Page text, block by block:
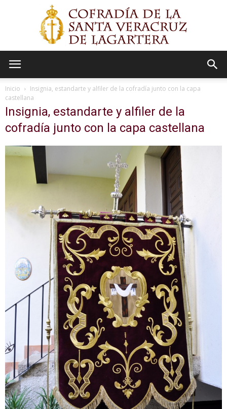
Vera
Cruz
de
Lagartera
Inicio
Insignia, estandarte y alfiler de la cofradía junto con la capa
castellana
Insignia, estandarte y alfiler de la
cofradía junto con la capa castellana